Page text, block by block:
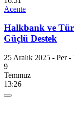
Acente
Halkbank ve
Güçlü Destek
25 Aralık 2025 - Per -
9
Temmuz
13:26